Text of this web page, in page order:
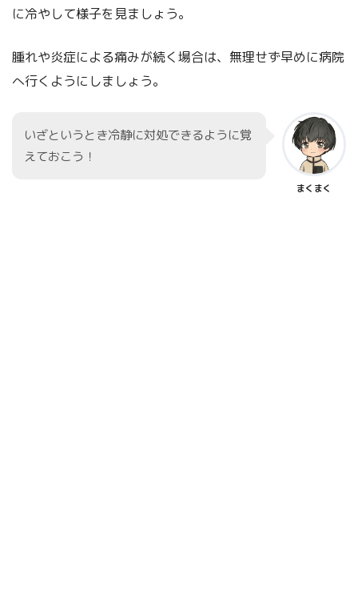
に冷やして様子を見ましょう。
腫れや炎症による痛みが続く場合は、無理せず早めに病院
へ行くようにしましょう。
いざというとき冷静に対処できるように覚
えておこう！
まくまく